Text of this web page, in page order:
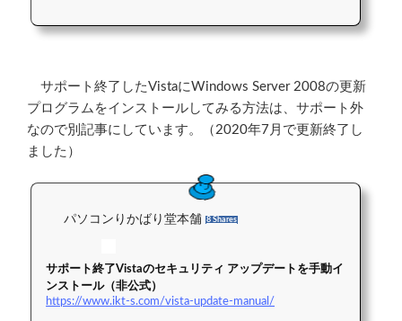
サポート終了したVistaにWindows Server 2008の更新
プログラムをインストールしてみる方法は、サポート外
なので別記事にしています。（2020年7月で更新終了し
ました）
パソコンりかばり堂本舗 8 Shares
サポート終了Vistaのセキュリティ アップデートを手動イ
ンストール（非公式）
https://www.ikt-s.com/vista-update-manual/